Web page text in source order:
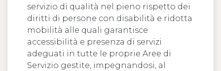
servizio di qualità nel pieno rispetto dei
diritti di persone con disabilità e ridotta
mobilità alle quali garantisce
accessibilità e presenza di servizi
adeguati in tutte le proprie Aree di
Servizio gestite, impegnandosi, al